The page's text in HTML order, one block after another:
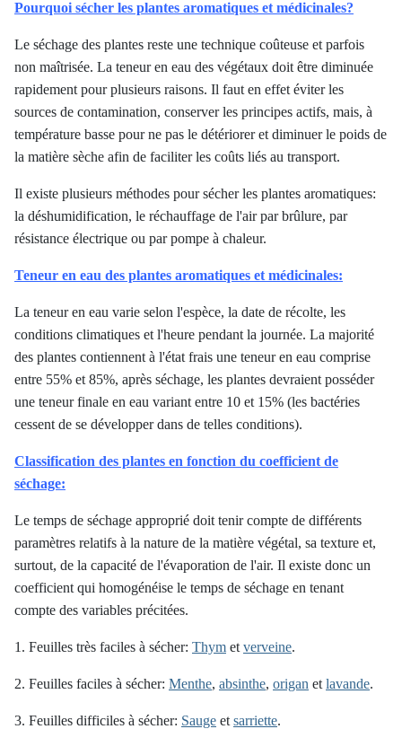
Pourquoi sécher les plantes aromatiques et médicinales?
Le séchage des plantes reste une technique coûteuse et parfois
non maîtrisée. La teneur en eau des végétaux doit être diminuée
rapidement pour plusieurs raisons. Il faut en effet éviter les
sources de contamination, conserver les principes actifs, mais, à
température basse pour ne pas le détériorer et diminuer le poids de
la matière sèche afin de faciliter les coûts liés au transport.
Il existe plusieurs méthodes pour sécher les plantes aromatiques:
la déshumidification, le réchauffage de l'air par brûlure, par
résistance électrique ou par pompe à chaleur.
Teneur en eau des plantes aromatiques et médicinales:
La teneur en eau varie selon l'espèce, la date de récolte, les
conditions climatiques et l'heure pendant la journée. La majorité
des plantes contiennent à l'état frais une teneur en eau comprise
entre 55% et 85%, après séchage, les plantes devraient posséder
une teneur finale en eau variant entre 10 et 15% (les bactéries
cessent de se développer dans de telles conditions).
Classification des plantes en fonction du coefficient de
séchage:
Le temps de séchage approprié doit tenir compte de différents
paramètres relatifs à la nature de la matière végétal, sa texture et,
surtout, de la capacité de l'évaporation de l'air. Il existe donc un
coefficient qui homogénéise le temps de séchage en tenant
compte des variables précitées.
1. Feuilles très faciles à sécher: Thym et verveine.
2. Feuilles faciles à sécher: Menthe, absinthe, origan et lavande.
3. Feuilles difficiles à sécher: Sauge et sarriette.